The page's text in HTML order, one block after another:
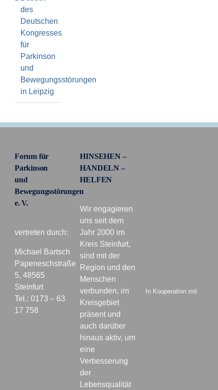
des
Deutschen
Kongresses
für
Parkinson
und
Bewegungsstörungen
in Leipzig
Forum für
Parkinson
und
Bewegungsstörungen
e. V.
vertreten durch:
Michael Bartsch
Papeneschstraße
5, 48565
Steinfurt
Tel.: 0173 – 63
17 758
HINSEHEN –
HANDELN –
HELFEN
Wir engagieren
uns seit dem
Jahr 2000 im
Kreis Steinfurt,
sind mit der
Region und den
Menschen
verbunden, im
Kreisgebiet
präsent und
auch darüber
hinaus aktiv, um
eine
Verbesserung
der
Lebensqualität
In Kooperation mit